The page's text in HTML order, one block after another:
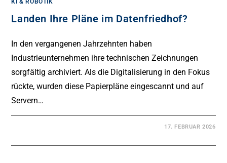
Landen Ihre Pläne im Datenfriedhof?
In den vergangenen Jahrzehnten haben
Industrieunternehmen ihre technischen Zeichnungen
sorgfältig archiviert. Als die Digitalisierung in den Fokus
rückte, wurden diese Papierpläne eingescannt und auf
Servern…
17. FEBRUAR 2026